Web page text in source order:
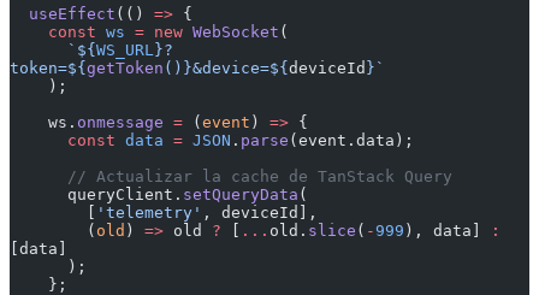
  useEffect
(() => {
    const
ws = new WebSocket (
      `${
WS_URL }?
token=${ getToken () }&device=${ deviceId }`
    );
    ws.
onmessage = ( event ) => {
      const
data = JSON . parse (event.data);
      // Actualizar la cache de TanStack Query
      queryClient.
setQueryData (
'telemetry' , deviceId],
        (
old ) => old ? ... old. slice ( - 999 ), data]
:
[data]
      );
    };